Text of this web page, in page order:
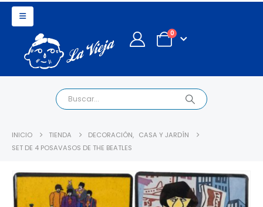
0
INICIO TIENDA DECORACIÓN, CASA Y JARDÍN
SET DE 4 POSAVASOS DE THE BEATLES